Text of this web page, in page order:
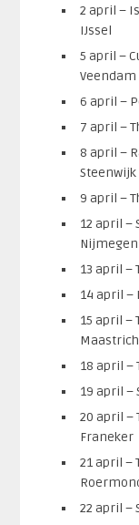
2 april –
IJssel
5 april –
Veendam
6 april –
7 april –
8 april –
Steenwijk
9 april –
12 april –
Nijmegen
13 april –
14 april –
15 april –
18 april –
19 april –
20 april –
Franeker
21 april –
22 april –